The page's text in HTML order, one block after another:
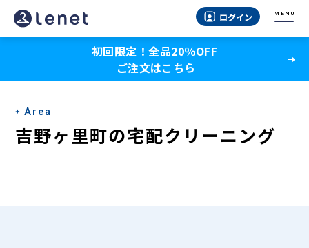
吉
野
里
町
の
ログイン MENU
初回限定！全品20％OFF
ご注文はこちら
Area
吉野ヶ里町の宅配クリーニング